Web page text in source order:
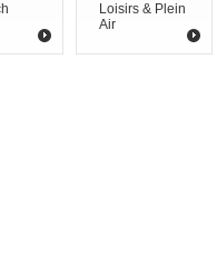
Loisirs & Plein
Air